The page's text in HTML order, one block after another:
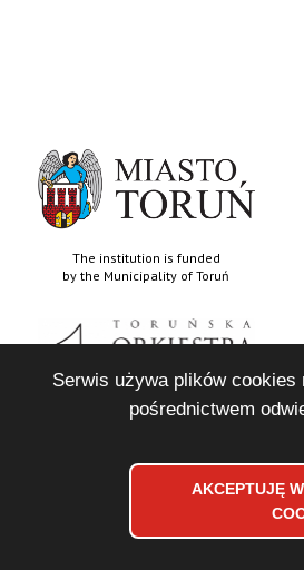
Serwis używa plików cookies
pośrednictwem
AKCEPTUJĘ
The institution is funded
by the Municipality of Toruń
Copyrights 2024 Toruńska Orkiestra